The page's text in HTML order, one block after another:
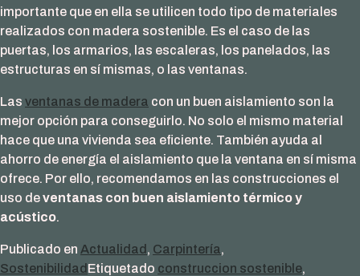
importante que en ella se utilicen todo tipo de materiales
realizados con madera sostenible. Es el caso de las
puertas, los armarios, las escaleras, los panelados, las
estructuras en sí mismas, o las ventanas.
Las ventanas de madera con un buen aislamiento son la
mejor opción para conseguirlo. No solo el mismo material
hace que una vivienda sea eficiente. También ayuda al
ahorro de energía el aislamiento que la ventana en sí misma
ofrece. Por ello, recomendamos en las construcciones el
uso deventanas con buen aislamiento térmico y
acústico.
Publicado en Actualidad , Carpintería,
Sostenibilidad Etiquetado construccion sostenible,